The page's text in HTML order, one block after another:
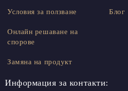
Условия за ползване
Онлайн решаване на
спорове
Замяна на продукт
Блог
Информация за контакти: